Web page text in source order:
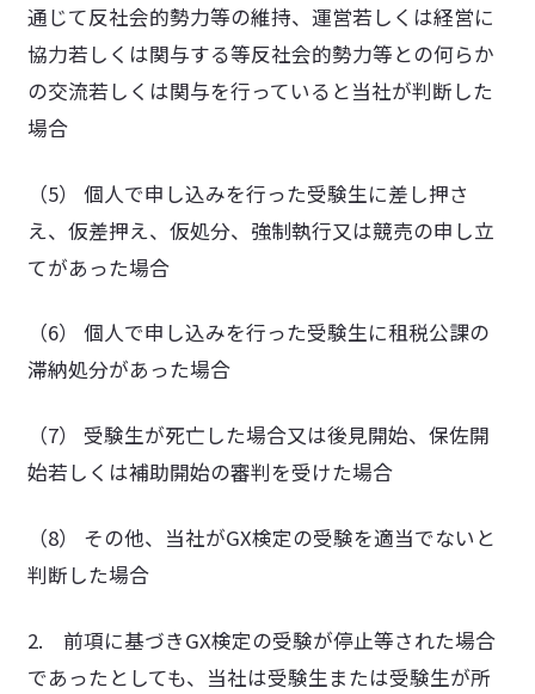
通じて反社会的勢力等の維持、運営若しくは経営に
協力若しくは関与する等反社会的勢力等との何らか
の交流若しくは関与を行っていると当社が判断した
場合
（5） 個人で申し込みを行った受験生に差し押さ
え、仮差押え、仮処分、強制執行又は競売の申し立
てがあった場合
（6） 個人で申し込みを行った受験生に租税公課の
滞納処分があった場合
（7） 受験生が死亡した場合又は後見開始、保佐開
始若しくは補助開始の審判を受けた場合
（8） その他、当社がGX検定の受験を適当でないと
判断した場合
2. 前項に基づきGX検定の受験が停止等された場合
であったとしても、当社は受験生または受験生が所